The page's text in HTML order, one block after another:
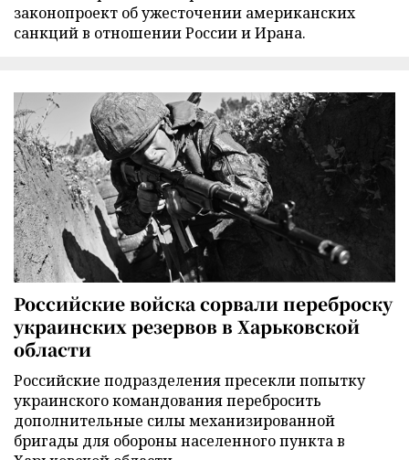
законопроект об ужесточении американских
санкций в отношении России и Ирана.
Российские войска сорвали переброску
украинских резервов в Харьковской
области
Российские подразделения пресекли попытку
украинского командования перебросить
дополнительные силы механизированной
бригады для обороны населенного пункта в